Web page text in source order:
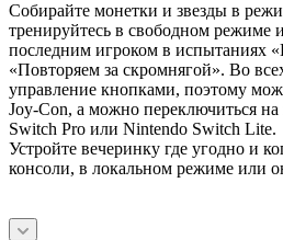
Собирайте монетки и звезды в
тренируйтесь в свободном режиме
последним игроком в испытаниях
«Повторяем за скромнягой». Во
управление кнопками, поэтому
Joy-Con, а можно переключиться
Switch Pro или Nintendo Switch Lite.
Устройте вечеринку где угодно и
консоли, в локальном режиме или